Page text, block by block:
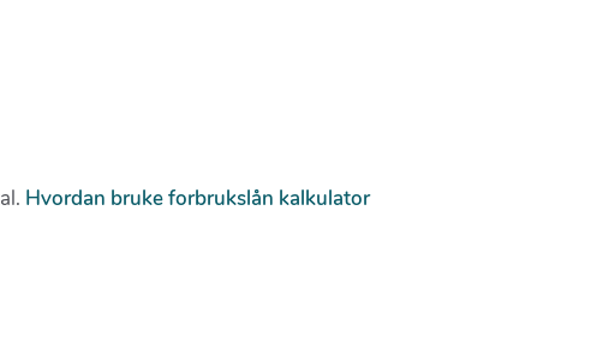
Hvordan bruke forbrukslån kalkulator